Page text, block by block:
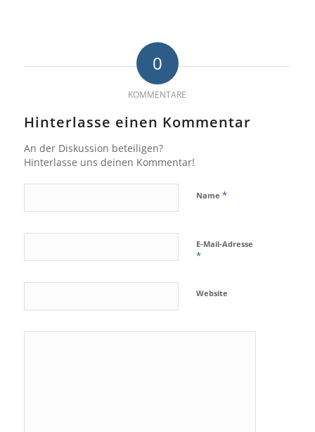
0
KOMMENTARE
Hinterlasse einen Kommentar
An der Diskussion beteiligen?
Hinterlasse uns deinen Kommentar!
Name *
E-Mail-Adresse
*
Website